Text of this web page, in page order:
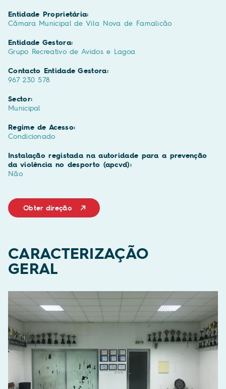
Entidade Proprietária:
Câmara Municipal de Vila Nova de Famalicão
Entidade Gestora:
Grupo Recreativo de Avidos e Lagoa
Contacto Entidade Gestora:
967 230 578
Sector:
Municipal
Regime de Acesso:
Condicionado
Instalação registada na autoridade para a prevenção
da violência no desporto (apcvd):
Não
Obter direção
CARACTERIZAÇÃO
GERAL